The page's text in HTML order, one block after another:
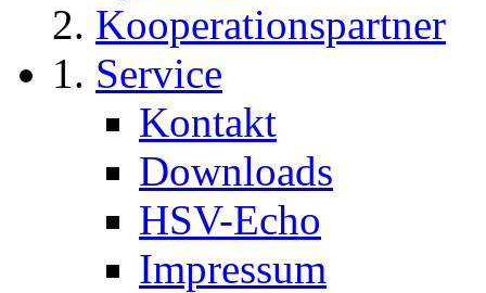
Kooperationspartner
Service
Kontakt
Downloads
HSV-Echo
Impressum